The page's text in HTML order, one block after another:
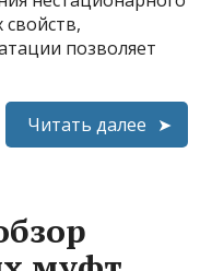
позволяет
Читать далее